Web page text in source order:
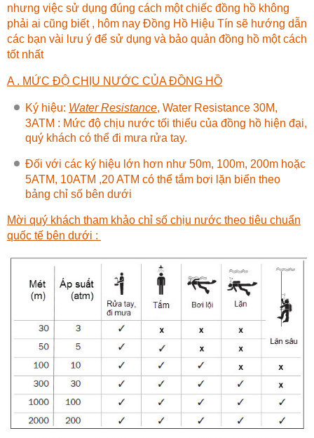
nhưng việc sử dụng đúng cách một chiếc đồng hồ không
phải ai cũng biết , hôm nay Đồng Hồ Hiệu Tín sẽ hướng dẫn
các bạn vài lưu ý để sử dụng và bảo quản đồng hồ một cách
tốt nhất
A . MỨC ĐỘ CHỊU NƯỚC CỦA ĐỒNG HỒ
Ký hiệu: Water Resistance, Water Resistance 30M,
3ATM : Mức độ chịu nước tối thiểu của đồng hồ hiện đại,
quý khách có thể đi mưa rửa tay.
Đối với các ký hiệu lớn hơn như 50m, 100m, 200m hoặc
5ATM, 10ATM ,20 ATM có thể tắm bơi lặn biển theo
bảng chỉ số bên dưới
Mời quý khách tham khảo chỉ số chịu nước theo tiêu chuẩn
quốc tế bên dưới :